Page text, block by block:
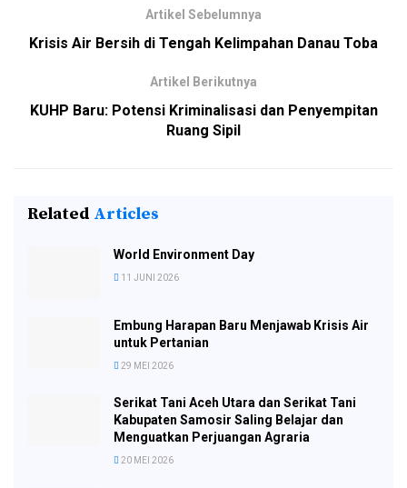
Artikel Sebelumnya
Krisis Air Bersih di Tengah Kelimpahan Danau Toba
Artikel Berikutnya
KUHP Baru: Potensi Kriminalisasi dan Penyempitan
Ruang Sipil
Related Articles
World Environment Day
11 JUNI 2026
Embung Harapan Baru Menjawab Krisis Air
untuk Pertanian
29 MEI 2026
Serikat Tani Aceh Utara dan Serikat Tani
Kabupaten Samosir Saling Belajar dan
Menguatkan Perjuangan Agraria
20 MEI 2026